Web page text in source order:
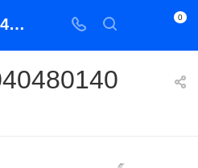
Цепочка 81040480140 0